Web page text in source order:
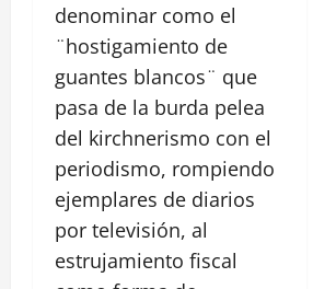
denominar como el
¨hostigamiento de
guantes blancos¨ que
pasa de la burda pelea
del kirchnerismo con el
periodismo, rompiendo
ejemplares de diarios
por televisión, al
estrujamiento fiscal